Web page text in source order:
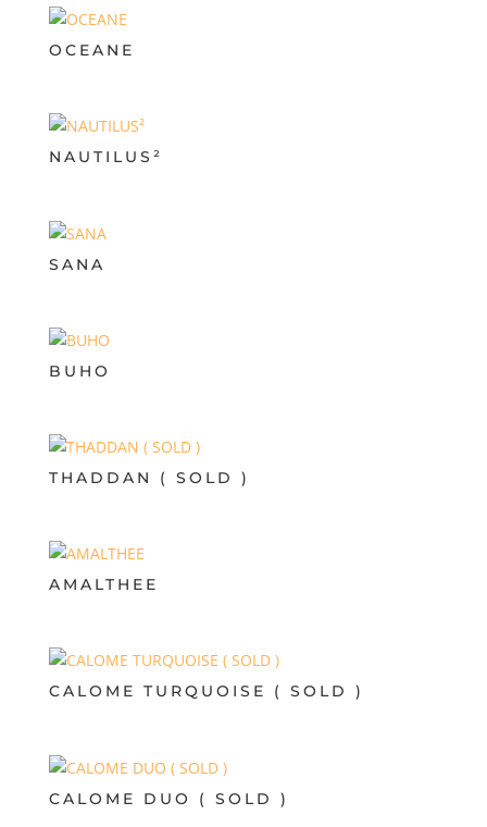
OCEANE
NAUTILUS²
SANA
BUHO
THADDAN ( SOLD )
AMALTHEE
CALOME TURQUOISE ( SOLD )
CALOME DUO ( SOLD )